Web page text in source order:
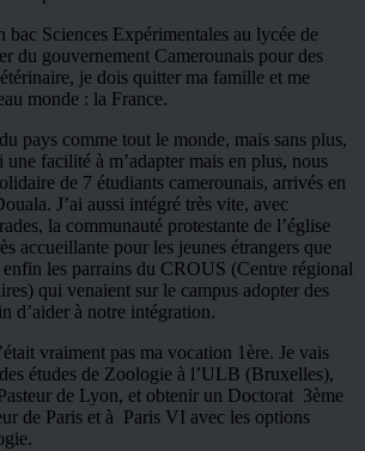
Sciences Expérimentales au lycée de
du gouvernement Camerounais pour des
je dois quitter ma famille et me
monde : la France.
pays comme tout le monde, mais sans plus,
une facilité à m’adapter mais en plus, nous
de 7 étudiants camerounais, arrivés en
J’ai aussi intégré très vite, avec
la communauté protestante de l’église
accueillante pour les jeunes étrangers que
les parrains du CROUS (Centre régional
qui venaient sur le campus adopter des
d’aider à notre intégration.
vraiment pas ma vocation 1ère. Je vais
études de Zoologie à l’ULB (Bruxelles),
de Lyon, et obtenir un Doctorat 3ème
de Paris et à Paris VI avec les options